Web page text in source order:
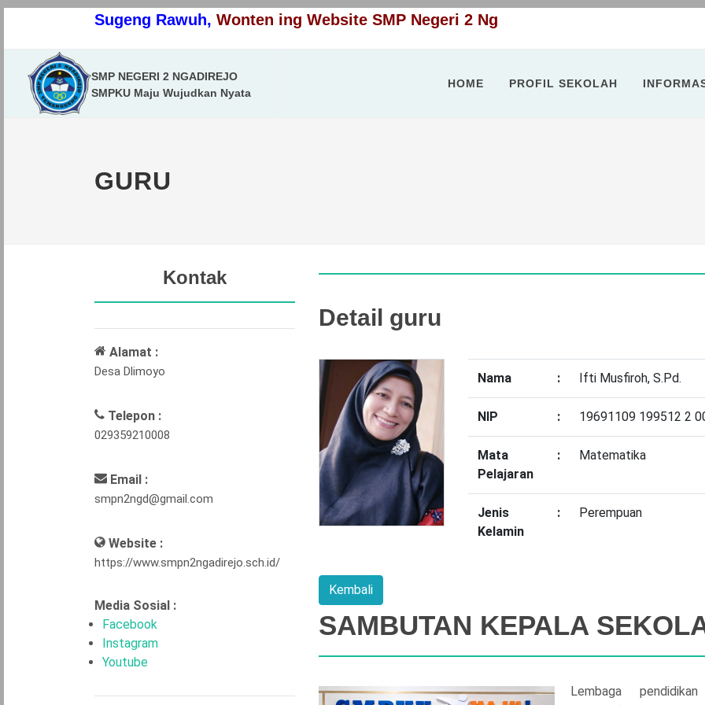
Sugeng Rawuh, Wonten ing Website SMP Negeri 2 Ngadirejo
|
SMP NEGERI 2 NGADIREJO
SMPKU Maju Wujudkan Nyata
HOME PROFIL SEKOLAH
GURU
Kontak
Alamat :
Desa Dlimoyo
Telepon :
029359210008
Email :
smpn2ngd@gmail.com
Website :
https://www.smpn2ngadirejo.sch.id/
Media Sosial :
Facebook
Instagram
Youtube
Detail guru
Nama : Ifti Musfiroh, S.Pd.
NIP : 19691109 199512 2
Mata
Pelajaran
: Matematika
Jenis
Kelamin
: Perempuan
SAMBUTAN KEPALA
Lembaga